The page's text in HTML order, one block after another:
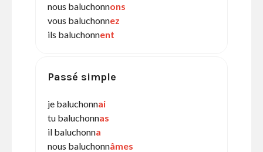
nous baluchonnons
vous baluchonnez
ils baluchonnent
Passé simple
je baluchonnai
tu baluchonnas
il baluchonna
nous baluchonnâmes